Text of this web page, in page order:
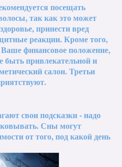
посещать
так как это может
принести вред
реакции. Кроме того,
финансовое положение,
быть привлекательной и
салон. Третьи
свои подсказки - надо
Сны могут
от того, под какой день